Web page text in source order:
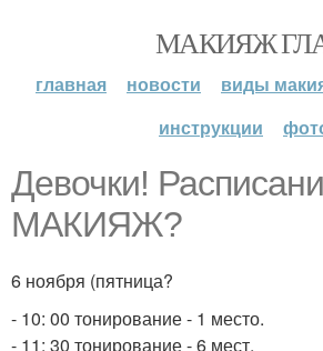
МАКИЯЖ
главная новости виды
инструкции
Девочки!
МАКИЯЖ?
6 ноября (пятница?
- 10: 00 тонирование - 1 место.
- 11: 30 тонирование - 6 мест.